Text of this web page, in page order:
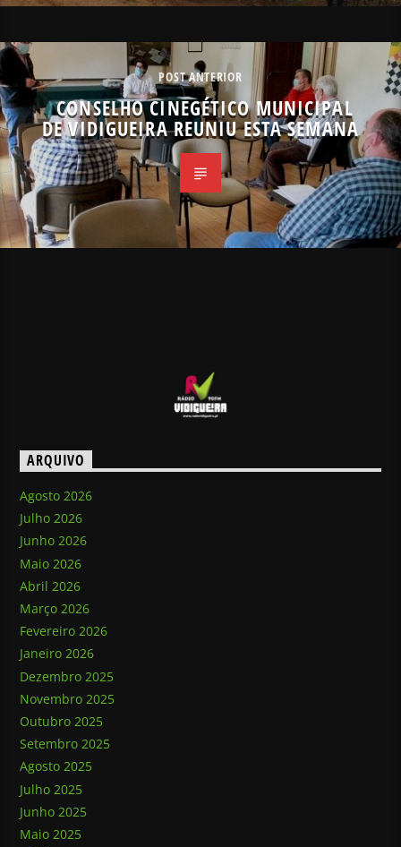
POST ANTERIOR
CONSELHO CINEGÉTICO MUNICIPAL
DE VIDIGUEIRA REUNIU ESTA SEMANA
ARQUIVO
Agosto 2026
Julho 2026
Junho 2026
Maio 2026
Abril 2026
Março 2026
Fevereiro 2026
Janeiro 2026
Dezembro 2025
Novembro 2025
Outubro 2025
Setembro 2025
Agosto 2025
Julho 2025
Junho 2025
Maio 2025